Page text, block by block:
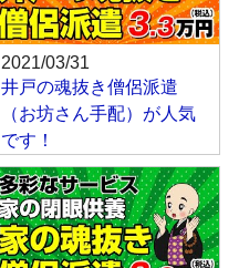
2021/03/31
井戸の魂抜き僧侶派遣
（お坊さん手配）が人気
です！